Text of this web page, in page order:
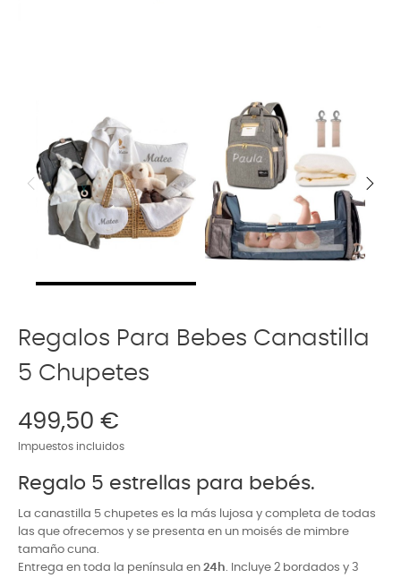
Regalos Para Bebes Canastilla
5 Chupetes
499,50 €
Impuestos incluidos
Regalo 5 estrellas para bebés.
La canastilla 5 chupetes es la más lujosa y completa de todas
las que ofrecemos y se presenta en un moisés de mimbre
tamaño cuna.
Entrega en toda la península en 24h. Incluye 2 bordados y 3